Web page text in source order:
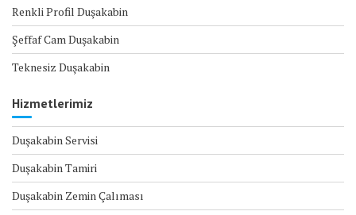
Renkli Profil Duşakabin
Şeffaf Cam Duşakabin
Teknesiz Duşakabin
Hizmetlerimiz
Duşakabin Servisi
Duşakabin Tamiri
Duşakabin Zemin Çalıması